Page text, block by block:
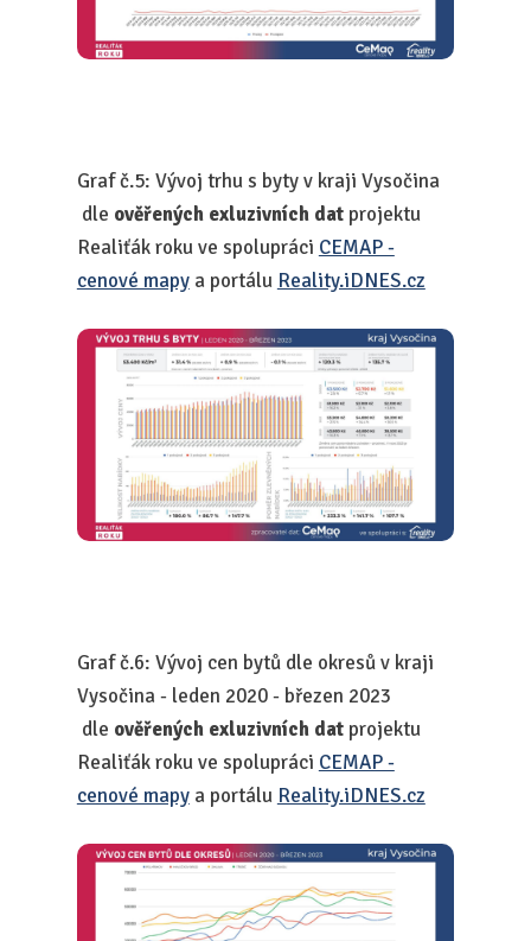
Graf č.5: Vývoj trhu s byty v kraji Vysočina
dle ověřených exluzivních dat projektu
Realiťák roku ve spolupráci CEMAP -
cenové mapya portálu Reality.iDNES.cz
Graf č.6: Vývoj cen bytů dle okresů v kraji
Vysočina - leden 2020 - březen 2023
dle ověřených exluzivních dat projektu
Realiťák roku ve spolupráci CEMAP -
cenové mapya portálu Reality.iDNES.cz